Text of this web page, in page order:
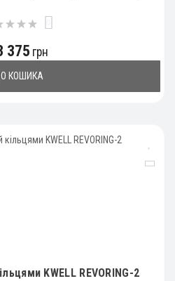
375 грн
КОШИКА
KWELL REVORING-2